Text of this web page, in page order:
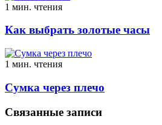
1 мин. чтения
Как выбрать золотые часы
1 мин. чтения
Сумка через плечо
Связанные записи